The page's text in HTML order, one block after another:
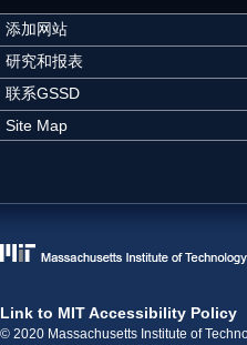
添加网站
研究和报表
联系GSSD
Site Map
Link to MIT Accessibility Policy
© 2020 Massachusetts Institute of